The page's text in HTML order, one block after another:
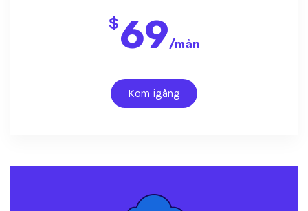
$69/mån
Kom igång